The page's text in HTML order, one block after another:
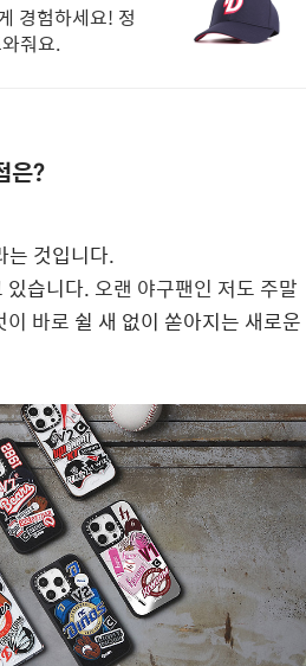
경험하세요! 정
줘요.
은?
는 것입니다.
있습니다. 오랜 야구팬인 저도 주말
이 바로 쉴 새 없이 쏟아지는 새로운